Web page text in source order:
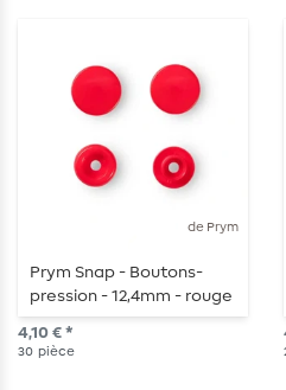
de Prym
Prym Snap - Boutons-
pression - 12,4mm - rouge
clair - 30 pièces
4,10 € *
30 pièce